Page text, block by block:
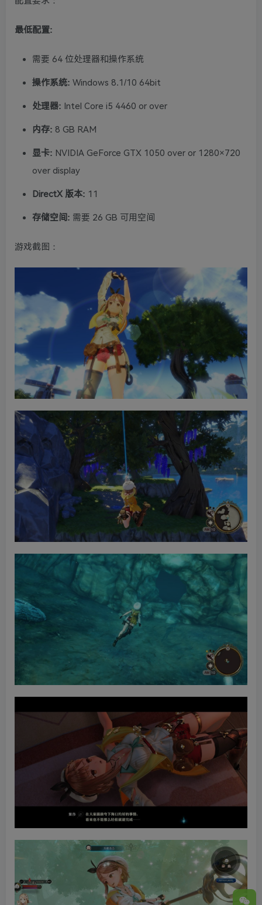
最低配置:
需要 64 位处理器和操作系统
操作系统: Windows 8.1/10 64bit
处理器: Intel Core i5 4460 or over
内存: 8 GB RAM
显卡: NVIDIA GeForce GTX 1050 over or 1280×720
over display
DirectX 版本: 11
存储空间: 需要 26 GB 可用空间
游戏截图：